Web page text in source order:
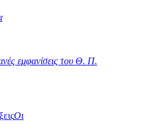
εμφανίσεις του Θ. Π.
Οι